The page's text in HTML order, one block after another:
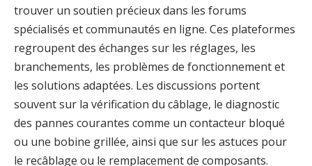
trouver un soutien précieux dans les forums
spécialisés et communautés en ligne. Ces plateformes
regroupent des échanges sur les réglages, les
branchements, les problèmes de fonctionnement et
les solutions adaptées. Les discussions portent
souvent sur la vérification du câblage, le diagnostic
des pannes courantes comme un contacteur bloqué
ou une bobine grillée, ainsi que sur les astuces pour
le recâblage ou le remplacement de composants.